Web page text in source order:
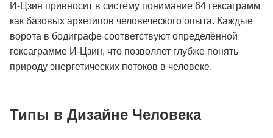
И-Цзин привносит в систему понимание 64 гексаграмм
как базовых архетипов человеческого опыта. Каждые
ворота в бодиграфе соответствуют определённой
гексаграмме И-Цзин, что позволяет глубже понять
природу энергетических потоков в человеке.
Типы в Дизайне Человека